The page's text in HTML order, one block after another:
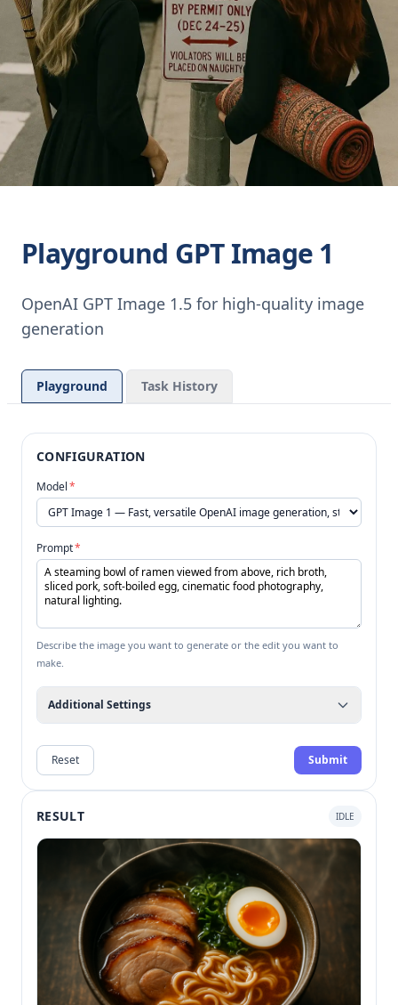
Playground GPT Image 1
OpenAI GPT Image 1.5 for high-quality image
generation
Playground Task History
CONFIGURATION
Model*
Prompt*
Describe the image you want to generate or the edit you want to
make.
Additional Settings
Reset Submit
RESULT IDLE